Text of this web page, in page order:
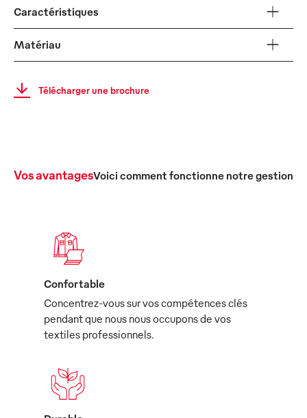
Caractéristiques
Matériau
Télécharger une brochure
Vos avantagesVoici comment fonctionne notre gestion
Confortable
Concentrez-vous sur vos compétences clés
pendant que nous nous occupons de vos
textiles professionnels.